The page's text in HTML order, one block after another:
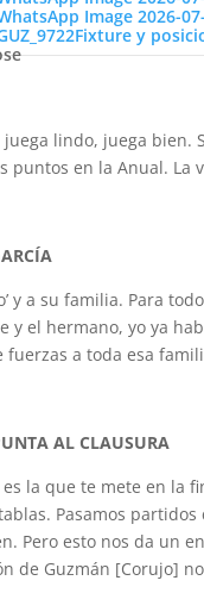
Fixture y
lindo, juega bien.
puntos en la Anual. La
y a su familia. Para
el hermano, yo ya
a toda esa
AL CLAUSURA
la que te mete en la
Pasamos
Pero esto nos da un
de Guzmán [Corujo]